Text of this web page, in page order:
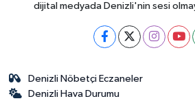
dijital medyada Denizli'nin sesi
Denizli Nöbetçi Eczaneler
Denizli Hava Durumu